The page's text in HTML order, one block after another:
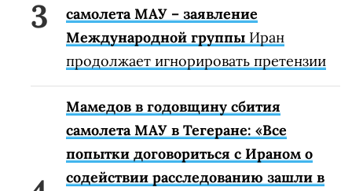
самолета МАУ – заявление
Международной группы Иран
продолжает игнорировать претензии
Мамедов в годовщину сбития
самолета МАУ в Тегеране: «Все
попытки договориться с Ираном о
содействии расследованию зашли в